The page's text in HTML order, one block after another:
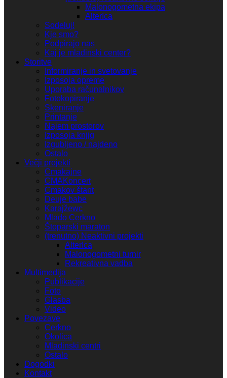
Malonogometna ekipa
AlterIca
Sodeluj!
Kje smo?
Podpirajo nas
Kaj je mladinski center?
Storitve
Informiranje in svetovanje
Izposoja opreme
Uporaba računalnikov
Fotokopiranje
Skeniranje
Printanje
Najem prostorov
Izposoja knjig
Izgubljeno / najdeno
Ostalo
Večji projekti
Cmakajne
CMAKoncert
Cmakov štant
Deuje babe
Karajžewc
Mlado Cerkno
Štoparski maraton
(trenutno) Neaktivni projekti
AlterIca
Malonogometni turnir
Rekreativna vadba
Multimedija
Publikacije
Foto
Glasba
Video
Povezave
Cerkno
Okolica
Mladinski centri
Ostalo
Dogodki
Kontakt